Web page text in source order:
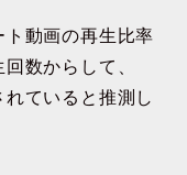
動画の再生比率
数からして、
ていると推測し